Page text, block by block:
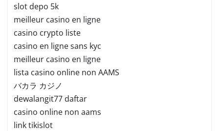
slot depo 5k
meilleur casino en ligne
casino crypto liste
casino en ligne sans kyc
meilleur casino en ligne
lista casino online non AAMS
バカラ カジノ
dewalangit77 daftar
casino online non aams
link tikislot